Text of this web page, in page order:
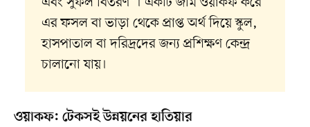
এর ফসল বা ভাড়া থেকে প্রাপ্ত অর্থ দিয়ে স্কুল,
হাসপাতাল বা দরিদ্রদের জন্য প্রশিক্ষণ কেন্দ্র
চালানো যায়।
ওয়াকফ: টেকসই উন্নয়নের হাতিয়ার